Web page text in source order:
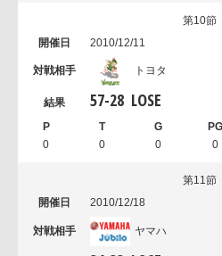
第10節
2010/12/11
トヨタ
57-28 LOSE
0 0 0 0
第11節
2010/12/18
ヤマハ